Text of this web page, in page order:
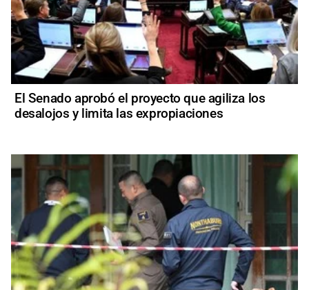
El Senado aprobó el proyecto que agiliza los
desalojos y limita las expropiaciones